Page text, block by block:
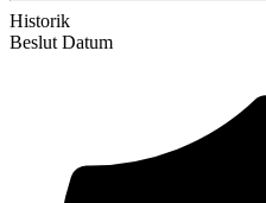
Historik
Beslut Datum